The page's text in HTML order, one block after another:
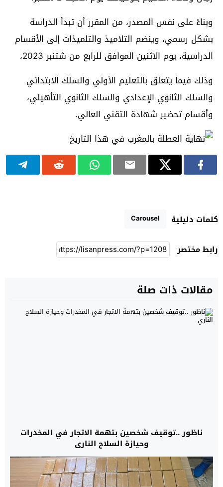
وبناءً على نفس المصدر، من المقرر أن تبدأ الدراسة
بشكل رسمي، وينضم التلاميذ والتلميذات إلى الأقسام
الدراسية، يوم الاثنين الموافق للرابع من شتنبر 2023،
وذلك فيما يتعلق بالتعليم الأولي والسلك الابتدائي
والسلك الثانوي الإعدادي والسلك الثانوي التأهيلي،
وأقسام تحضير شهادة التقني العالي.
كلمات دليلية Carousel
رابط مختصر
مقالات ذات صلة
ناظور ..توقيف شخصين بتهمة الاتجار في المخدرات
وحيازة السلاح الناري